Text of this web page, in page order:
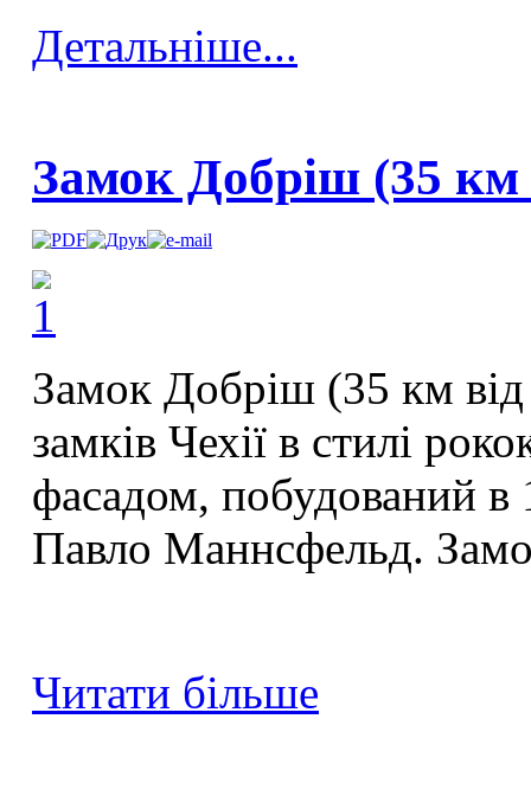
Детальніше...
Замок Добріш (35 км
Замок Добріш (35 км
замків Чехії в стилі
фасадом, побудований в
Павло Маннсфельд.
Читати більше